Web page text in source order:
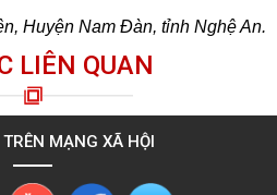
Huyện Nam Đàn, tỉnh Nghệ An.
LIÊN QUAN
MẠNG XÃ HỘI